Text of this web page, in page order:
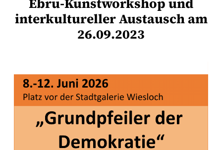
interkultureller Austausch am
26.09.2023